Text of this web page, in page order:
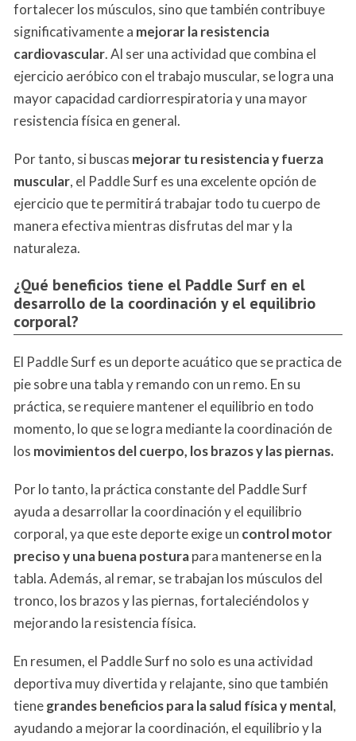
fortalecer los músculos, sino que también contribuye
significativamente a mejorar la resistencia
cardiovascular. Al ser una actividad que combina el
ejercicio aeróbico con el trabajo muscular, se logra una
mayor capacidad cardiorrespiratoria y una mayor
resistencia física en general.
Por tanto, si buscas mejorar tu resistencia y fuerza
muscular, el Paddle Surf es una excelente opción de
ejercicio que te permitirá trabajar todo tu cuerpo de
manera efectiva mientras disfrutas del mar y la
naturaleza.
¿Qué beneficios tiene el Paddle Surf en el
desarrollo de la coordinación y el equilibrio
corporal?
El Paddle Surf es un deporte acuático que se practica de
pie sobre una tabla y remando con un remo. En su
práctica, se requiere mantener el equilibrio en todo
momento, lo que se logra mediante la coordinación de
los movimientos del cuerpo, los brazos y las piernas.
Por lo tanto, la práctica constante del Paddle Surf
ayuda a desarrollar la coordinación y el equilibrio
corporal, ya que este deporte exige un control motor
preciso y una buena posturapara mantenerse en la
tabla. Además, al remar, se trabajan los músculos del
tronco, los brazos y las piernas, fortaleciéndolos y
mejorando la resistencia física.
En resumen, el Paddle Surf no solo es una actividad
deportiva muy divertida y relajante, sino que también
tienegrandes beneficios para la salud física y mental,
ayudando a mejorar la coordinación, el equilibrio y la